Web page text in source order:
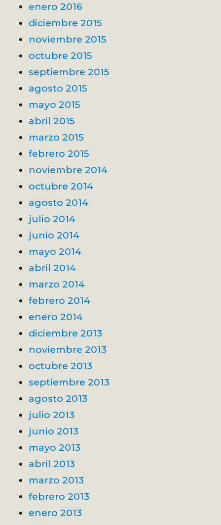
enero 2016
diciembre 2015
noviembre 2015
octubre 2015
septiembre 2015
agosto 2015
mayo 2015
abril 2015
marzo 2015
febrero 2015
noviembre 2014
octubre 2014
agosto 2014
julio 2014
junio 2014
mayo 2014
abril 2014
marzo 2014
febrero 2014
enero 2014
diciembre 2013
noviembre 2013
octubre 2013
septiembre 2013
agosto 2013
julio 2013
junio 2013
mayo 2013
abril 2013
marzo 2013
febrero 2013
enero 2013